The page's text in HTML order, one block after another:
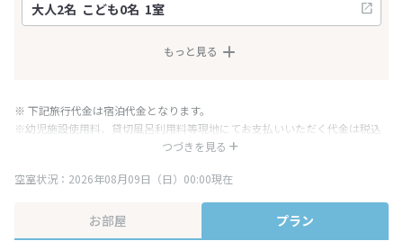
もっと見る
つづきを見る
※ 下記旅行代金は宿泊代金となります。
※幼児施設使用料、貸切風呂利用料等現地にてお支払いいただく代金は税込
み表記となりますが、消費税増税に伴い代金が一部変更となる場合がござい
※表示されている旅行代金・プラン内容は一定時間ごとに更新されます。最
空室状況：2026年08月09日（日）00:00現在
お部屋 プラン